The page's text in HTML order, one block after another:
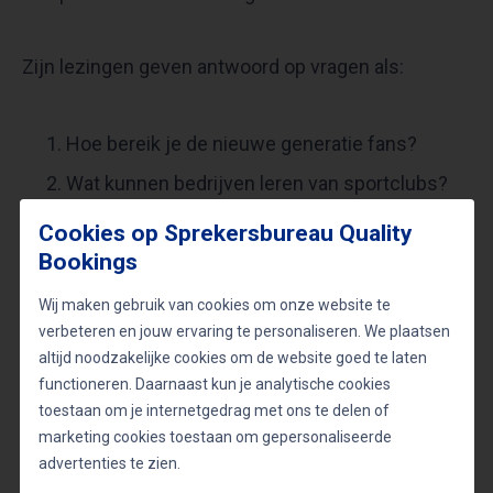
Zijn lezingen geven antwoord op vragen als:
Hoe bereik je de nieuwe generatie fans?
Wat kunnen bedrijven leren van sportclubs?
Welke rol speelt authenticiteit in
merkvertrouwen?
Inspiratie met impact
Chris Woerts is niet alleen een inspirerende
spreker, maar ook een verhalenverteller die zijn
publiek meeneemt. Of het nu gaat om een congres
Cookies op Sprekersbureau Quality
Bookings
Wij maken gebruik van cookies om onze website te
verbeteren en jouw ervaring te personaliseren. We plaatsen
altijd noodzakelijke cookies om de website goed te laten
functioneren. Daarnaast kun je analytische cookies
toestaan om je internetgedrag met ons te delen of
marketing cookies toestaan om gepersonaliseerde
advertenties te zien.